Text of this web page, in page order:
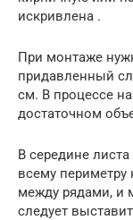
искривлена .
При монтаже
придавленный
см. В процессе
достаточном
В середине
всему периметру
между рядами, и
следует